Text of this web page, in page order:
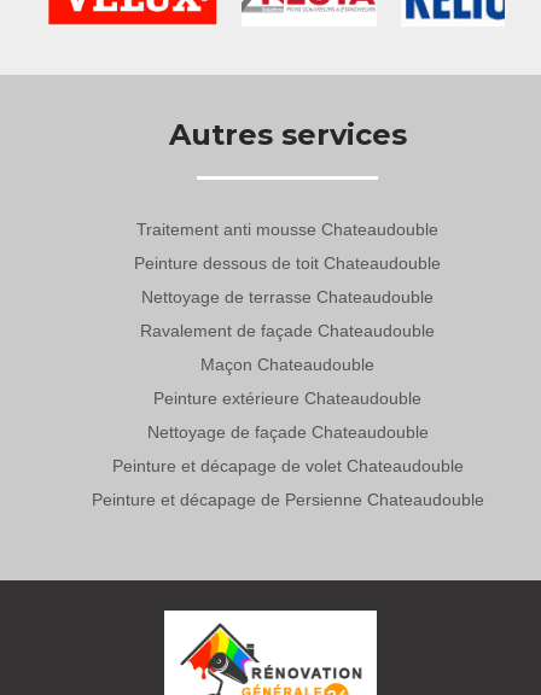
Autres services
Traitement anti mousse Chateaudouble
Peinture dessous de toit Chateaudouble
Nettoyage de terrasse Chateaudouble
Ravalement de façade Chateaudouble
Maçon Chateaudouble
Peinture extérieure Chateaudouble
Nettoyage de façade Chateaudouble
Peinture et décapage de volet Chateaudouble
Peinture et décapage de Persienne Chateaudouble